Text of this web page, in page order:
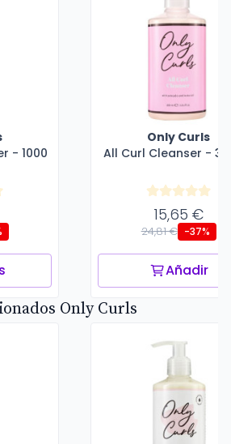
- 1000
Only Curls
All Curl Cleanser -
15,65 €
24,81 € -37%
Añadir
Only Curls